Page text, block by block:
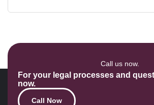
Call us now.
For your legal processes and
now.
Call Now